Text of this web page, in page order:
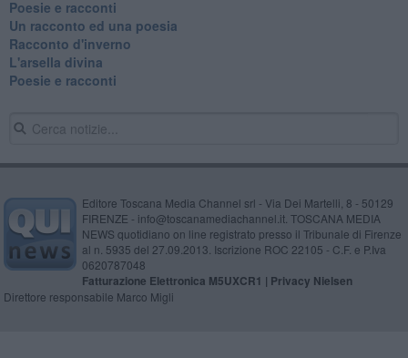
Poesie e racconti
Un racconto ed una poesia
Racconto d'inverno
​L'arsella divina
Poesie e racconti
Editore Toscana Media Channel srl - Via Dei Martelli, 8 - 50129
FIRENZE - info@toscanamediachannel.it. TOSCANA MEDIA
NEWS quotidiano on line registrato presso il Tribunale di Firenze
al n. 5935 del 27.09.2013. Iscrizione ROC 22105 - C.F. e P.Iva
0620787048
Fatturazione Elettronica M5UXCR1 | Privacy Nielsen
Direttore responsabile Marco Migli